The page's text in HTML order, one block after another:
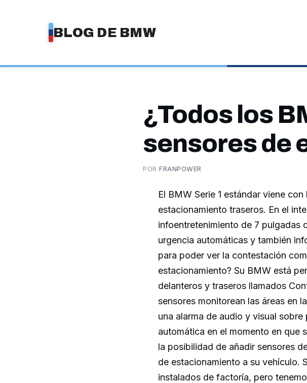
BLOG DE BMW
¿Todos los
sensores de
PORFRANPOWER
El BMW Serie 1 estándar viene
estacionamiento traseros. En el
infoentretenimiento de 7 pulgadas
urgencia automáticas y también
para poder ver la contestación
estacionamiento? Su BMW está
delanteros y traseros llamados
sensores monitorean las áreas en
una alarma de audio y visual
automática en el momento en que
la posibilidad de añadir sensores
de estacionamiento a su vehículo.
instalados de factoría, pero